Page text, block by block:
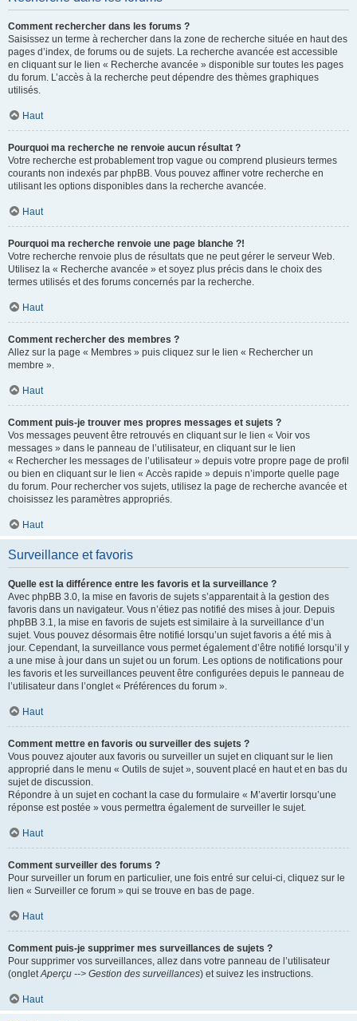
Comment rechercher dans les forums ?
Saisissez un terme à rechercher dans la zone de recherche située en haut des
pages d’index, de forums ou de sujets. La recherche avancée est accessible
en cliquant sur le lien « Recherche avancée » disponible sur toutes les pages
du forum. L’accès à la recherche peut dépendre des thèmes graphiques
utilisés.
Haut
Pourquoi ma recherche ne renvoie aucun résultat ?
Votre recherche est probablement trop vague ou comprend plusieurs termes
courants non indexés par phpBB. Vous pouvez affiner votre recherche en
utilisant les options disponibles dans la recherche avancée.
Haut
Pourquoi ma recherche renvoie une page blanche ?!
Votre recherche renvoie plus de résultats que ne peut gérer le serveur Web.
Utilisez la « Recherche avancée » et soyez plus précis dans le choix des
termes utilisés et des forums concernés par la recherche.
Haut
Comment rechercher des membres ?
Allez sur la page « Membres » puis cliquez sur le lien « Rechercher un
membre ».
Haut
Comment puis-je trouver mes propres messages et sujets ?
Vos messages peuvent être retrouvés en cliquant sur le lien « Voir vos
messages » dans le panneau de l’utilisateur, en cliquant sur le lien
« Rechercher les messages de l’utilisateur » depuis votre propre page de profil
ou bien en cliquant sur le lien « Accès rapide » depuis n’importe quelle page
du forum. Pour rechercher vos sujets, utilisez la page de recherche avancée et
choisissez les paramètres appropriés.
Haut
Surveillance et favoris
Quelle est la différence entre les favoris et la surveillance ?
Avec phpBB 3.0, la mise en favoris de sujets s’apparentait à la gestion des
favoris dans un navigateur. Vous n’étiez pas notifié des mises à jour. Depuis
phpBB 3.1, la mise en favoris de sujets est similaire à la surveillance d’un
sujet. Vous pouvez désormais être notifié lorsqu’un sujet favoris a été mis à
jour. Cependant, la surveillance vous permet également d’être notifié lorsqu’il y
a une mise à jour dans un sujet ou un forum. Les options de notifications pour
les favoris et les surveillances peuvent être configurées depuis le panneau de
l’utilisateur dans l’onglet « Préférences du forum ».
Haut
Comment mettre en favoris ou surveiller des sujets ?
Vous pouvez ajouter aux favoris ou surveiller un sujet en cliquant sur le lien
approprié dans le menu « Outils de sujet », souvent placé en haut et en bas du
sujet de discussion.
Répondre à un sujet en cochant la case du formulaire « M’avertir lorsqu’une
réponse est postée » vous permettra également de surveiller le sujet.
Haut
Comment surveiller des forums ?
Pour surveiller un forum en particulier, une fois entré sur celui-ci, cliquez sur le
lien « Surveiller ce forum » qui se trouve en bas de page.
Haut
Comment puis-je supprimer mes surveillances de sujets ?
Pour supprimer vos surveillances, allez dans votre panneau de l’utilisateur
(ongletAperçu --> Gestion des surveillances) et suivez les instructions.
Haut